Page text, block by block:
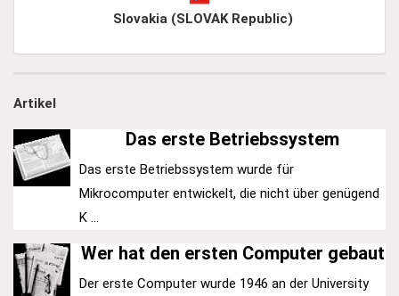
Slovakia (SLOVAK Republic)
Artikel
Das erste Betriebssystem
Das erste Betriebssystem wurde für
Mikrocomputer entwickelt, die nicht über genügend
K ...
Wer hat den ersten Computer gebaut
Der erste Computer wurde 1946 an der University